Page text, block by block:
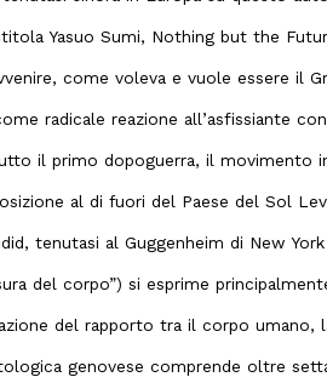
Yasuo Sumi, Nothing but the
come voleva e vuole essere il
radicale reazione all’asfissiante
il primo dopoguerra, il movimento
al di fuori del Paese del Sol
tenutasi al Guggenheim di New
del corpo”) si esprime
del rapporto tra il corpo umano,
genovese comprende oltre